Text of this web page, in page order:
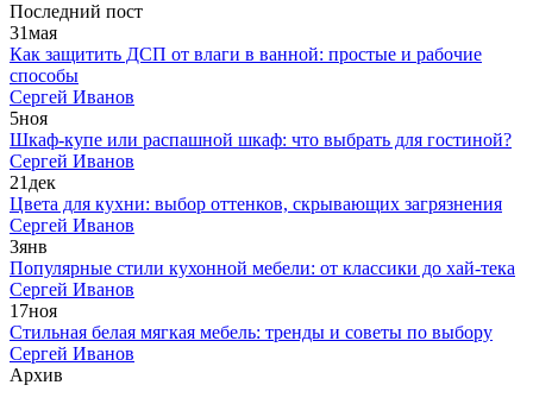
Последний пост
31мая
Как защитить ДСП от влаги в ванной: простые и рабочие
способы
Сергей Иванов
5ноя
Шкаф-купе или распашной шкаф: что выбрать для гостиной?
Сергей Иванов
21 дек
Цвета для кухни: выбор оттенков, скрывающих загрязнения
Сергей Иванов
3янв
Популярные стили кухонной мебели: от классики до хай-тека
Сергей Иванов
17ноя
Стильная белая мягкая мебель: тренды и советы по выбору
Сергей Иванов
Архив